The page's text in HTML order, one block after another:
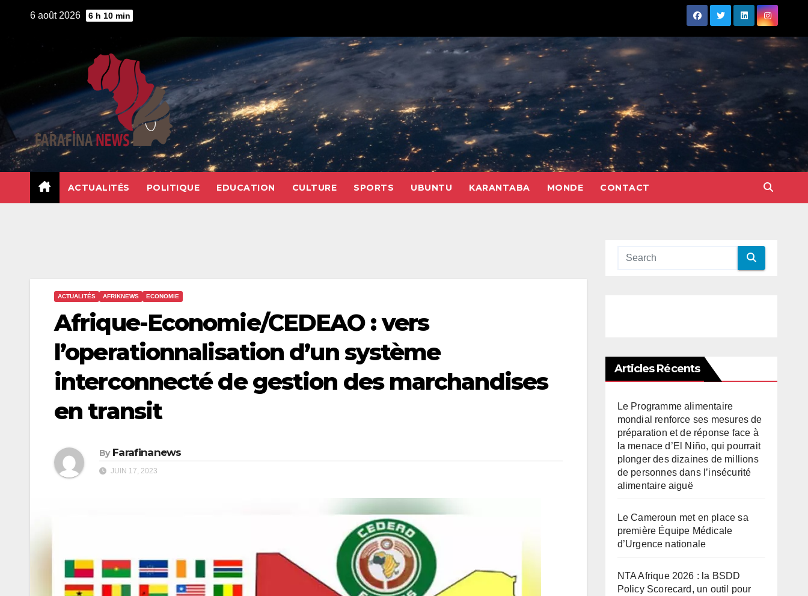
6 août 2026 6 h 10 min
ACTUALITÉS POLITIQUE EDUCATION CULTURE SPORTS UBUNTU KARANTABA MONDE CONTACT
ACTUALITÉS AFRIKNEWS ECONOMIE
Afrique-Economie/CEDEAO : vers
l’operationnalisation d’un système
interconnecté de gestion des marchandises
en transit
By Farafinanews
JUIN 17, 2023
Articles Récents
Le Programme alimentaire
mondial renforce ses mesures de
préparation et de réponse face à
la menace d’El Niño, qui pourrait
plonger des dizaines de millions
de personnes dans l’insécurité
alimentaire aiguë
Le Cameroun met en place sa
première Équipe Médicale
d’Urgence nationale
NTA Afrique 2026 : la BSDD
Policy Scorecard, un outil pour